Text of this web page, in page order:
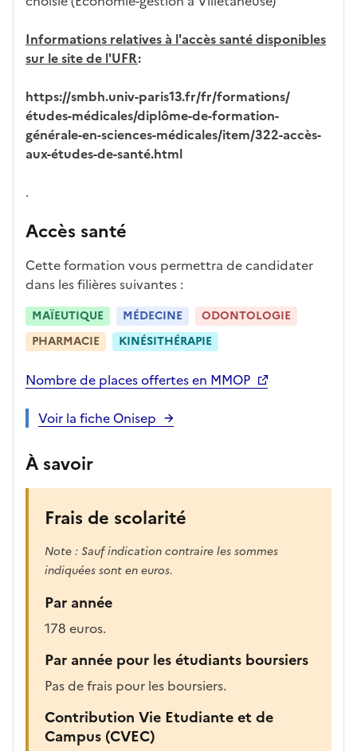
n
l
o
n
e
a
t
i
-
s
e
r
e
Informations relatives à l'accès santédisponibles
sur le site de l'UFR:
https://smbh.univ-paris13.fr/fr/formations/
études-médicales/diplôme-de-formation-
générale-en-sciences-médicales/item/322-accès-
aux-études-de-santé.html
.
Accès santé
Cette formation vous permettra de candidater
dans les filières suivantes :
MAÏEUTIQUE MÉDECINE
ODONTOLOGIE
PHARMACIE
KINÉSITHÉRAPIE
Nombre de places offertes en MMOP
Voir la fiche Onisep
À savoir
Frais de scolarité
Note : Sauf indication contraire les sommes
indiquées sont en euros.
Par année
178 euros.
Par année pour les étudiants boursiers
Pas de frais pour les boursiers.
Contribution Vie Etudiante et de
Campus (CVEC)